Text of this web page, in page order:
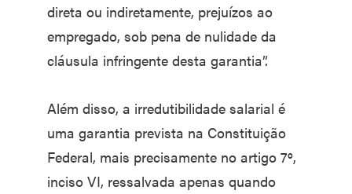
direta ou indiretamente, prejuízos ao
empregado, sob pena de nulidade da
cláusula infringente desta garantia”.
Além disso, a irredutibilidade salarial é
uma garantia prevista na Constituição
Federal, mais precisamente no artigo 7º,
inciso VI, ressalvada apenas quando